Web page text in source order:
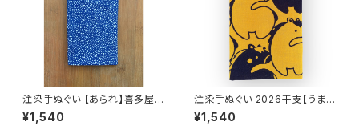
注染手ぬぐい 【あられ】喜多屋商
店 てぬぐい 青紺 伝統柄 日本製
¥1,540
注染手ぬぐい 2026干支【うまづ
くし】深山吹色×濃紺 喜多屋商
店 てぬぐい 干支 午年 馬 ウマ
¥1,540